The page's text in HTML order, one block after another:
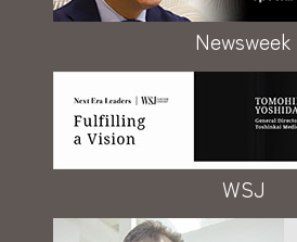
Newsweek
WSJ